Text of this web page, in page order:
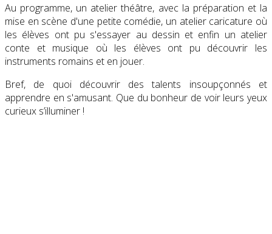
Au programme, un atelier théâtre, avec la préparation et la
mise en scène d'une petite comédie, un atelier caricature où
les élèves ont pu s'essayer au dessin et enfin un atelier
conte et musique où les élèves ont pu découvrir les
instruments romains et en jouer.
Bref, de quoi découvrir des talents insoupçonnés et
apprendre en s'amusant. Que du bonheur de voir leurs yeux
curieux s’illuminer !